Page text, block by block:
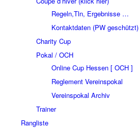
Regeln,Tln, Ergebnisse …
Kontaktdaten (PW geschützt)
Charity Cup
Pokal / OCH
Online Cup Hessen [ OCH ]
Reglement Vereinspokal
Vereinspokal Archiv
Trainer
Rangliste